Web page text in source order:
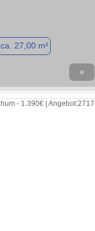
ca. 27,00 m²
★